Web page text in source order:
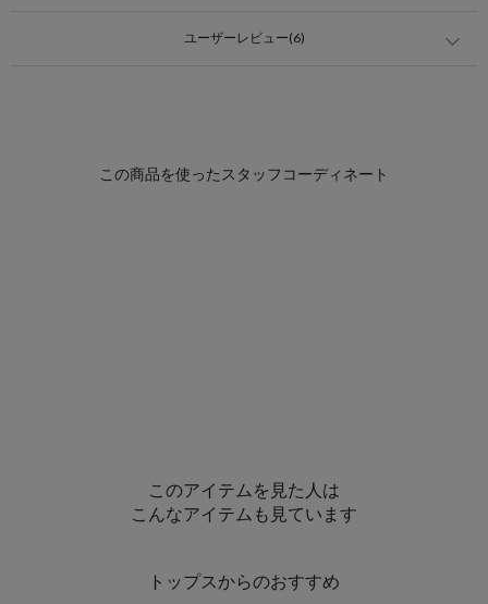
ユーザーレビュー(6)
このアイテムを見た人は
こんなアイテムも見ています
トップスからのおすすめ